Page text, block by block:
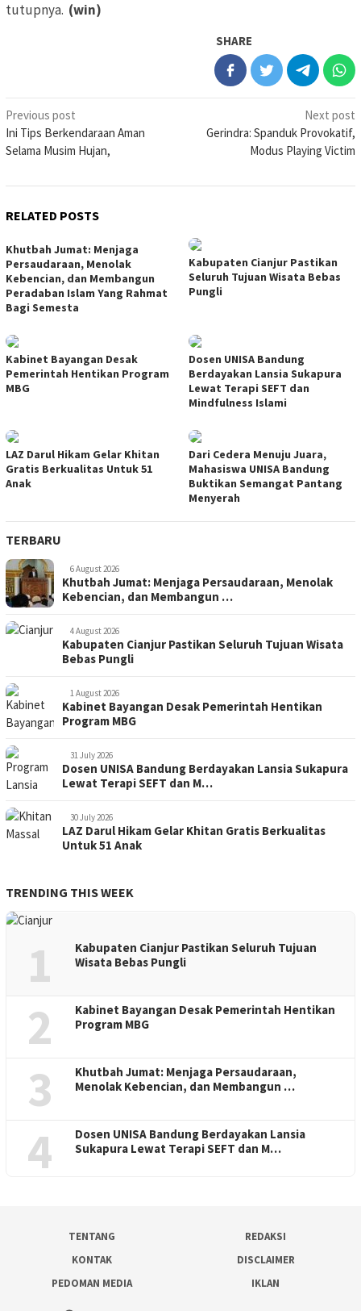
tutupnya. (win)
SHARE
Post
navigation
Previous post
Ini Tips Berkendaraan Aman
Selama Musim Hujan,
Next post
Gerindra: Spanduk Provokatif,
Modus Playing Victim
RELATED POSTS
Khutbah Jumat: Menjaga
Persaudaraan, Menolak
Kebencian, dan Membangun
Peradaban Islam Yang Rahmat
Bagi Semesta
Kabupaten Cianjur Pastikan
Seluruh Tujuan Wisata Bebas
Pungli
Kabinet Bayangan Desak
Pemerintah Hentikan Program
MBG
Dosen UNISA Bandung
Berdayakan Lansia Sukapura
Lewat Terapi SEFT dan
Mindfulness Islami
LAZ Darul Hikam Gelar Khitan
Gratis Berkualitas Untuk 51
Anak
Dari Cedera Menuju Juara,
Mahasiswa UNISA Bandung
Buktikan Semangat Pantang
Menyerah
TERBARU
6 August 2026
Khutbah Jumat: Menjaga Persaudaraan, Menolak
Kebencian, dan Membangun …
4 August 2026
Kabupaten Cianjur Pastikan Seluruh Tujuan Wisata
Bebas Pungli
1 August 2026
Kabinet Bayangan Desak Pemerintah Hentikan
Program MBG
31 July 2026
Dosen UNISA Bandung Berdayakan Lansia Sukapura
Lewat Terapi SEFT dan M…
30 July 2026
LAZ Darul Hikam Gelar Khitan Gratis Berkualitas
Untuk 51 Anak
TRENDING THIS WEEK
1
Kabupaten Cianjur Pastikan Seluruh Tujuan
Wisata Bebas Pungli
2
Kabinet Bayangan Desak Pemerintah Hentikan
Program MBG
3
Khutbah Jumat: Menjaga Persaudaraan,
Menolak Kebencian, dan Membangun …
4
Dosen UNISA Bandung Berdayakan Lansia
Sukapura Lewat Terapi SEFT dan M…
TENTANG
REDAKSI
KONTAK
DISCLAIMER
PEDOMAN MEDIA
IKLAN